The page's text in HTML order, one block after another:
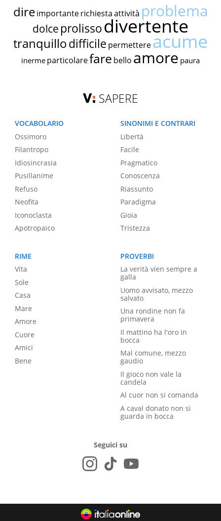
dire importante richiestaattività problema
dolce prolissodivertente
tranquillodifficile permettereacume
inerme particolarefare bello amore paura
SAPERE
VOCABOLARIO
Ossimoro
Filantropo
Idiosincrasia
Pusillanime
Refuso
Neofita
Iconoclasta
Apotropaico
SINONIMI E CONTRARI
Libertà
Facile
Pragmatico
Conoscenza
Riassunto
Paradigma
Gioia
Tristezza
RIME
Vita
Sole
Casa
Mare
Amore
Cuore
Amici
Bene
PROVERBI
La verità vien sempre a
galla
Uomo avvisato, mezzo
salvato
Una rondine non fa
primavera
Il mattino ha l'oro in
bocca
Mal comune, mezzo
gaudio
Il gioco non vale la
candela
Al cuor non si comanda
A caval donato non si
guarda in bocca
Seguici su